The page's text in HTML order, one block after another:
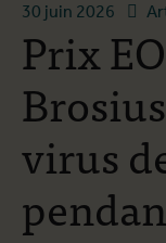
30 juin 2026
Prix
virus